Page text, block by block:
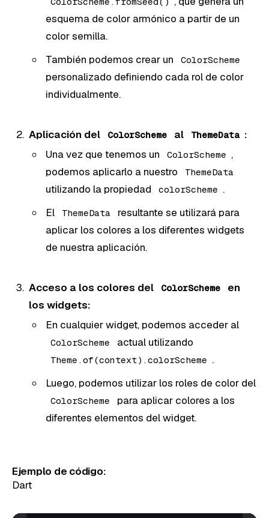
esquema de color armónico a partir de un
color semilla.
También podemos crear un
ColorScheme
personalizado definiendo cada rol de color
individualmente.
Aplicación del ColorScheme al ThemeData :
Una vez que tenemos un
ColorScheme ,
podemos aplicarlo a nuestro
ThemeData
utilizando la propiedad colorScheme .
El
ThemeData
resultante se utilizará para
aplicar los colores a los diferentes widgets
de nuestra aplicación.
Acceso a los colores del ColorScheme
en
los widgets:
En cualquier widget, podemos acceder al
ColorScheme actual utilizando
Theme.of(context).colorScheme .
Luego, podemos utilizar los roles de color del
ColorScheme
para aplicar colores a los
diferentes elementos del widget.
Ejemplo de código:
Dart